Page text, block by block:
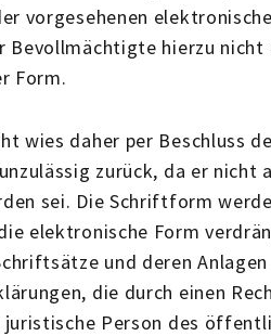
vorgesehenen
Bevollmächtigte hierzu
Form.
wies daher per Beschluss
zurück, da er nicht
sei. Die Schriftform
elektronische Form
und deren
die durch einen
juristische Person des